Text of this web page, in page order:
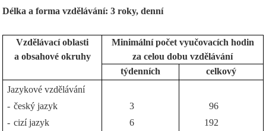
Délka a forma vzdělávání: 3 roky, denní
Vzdělávací oblasti
a obsahové okruhy
Minimální počet vyučovacích hodin
za celou dobu vzdělávání
týdenních
celkový
Jazykové vzdělávání
- český jazyk
- cizí jazyk
3
6
96
192